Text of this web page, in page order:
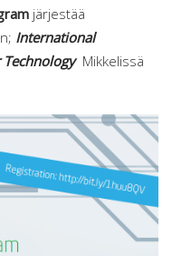
järjestää
International
Technology Mikkelissä